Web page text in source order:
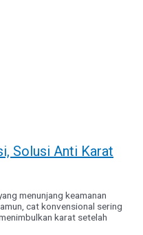
Solusi Anti Karat
menunjang keamanan
cat konvensional sering
karat setelah